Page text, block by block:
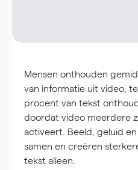
Mensen onthouden
van informatie uit video,
procent van tekst
doordat video meerdere
activeert. Beeld, geluid
samen en creëren
tekst alleen.